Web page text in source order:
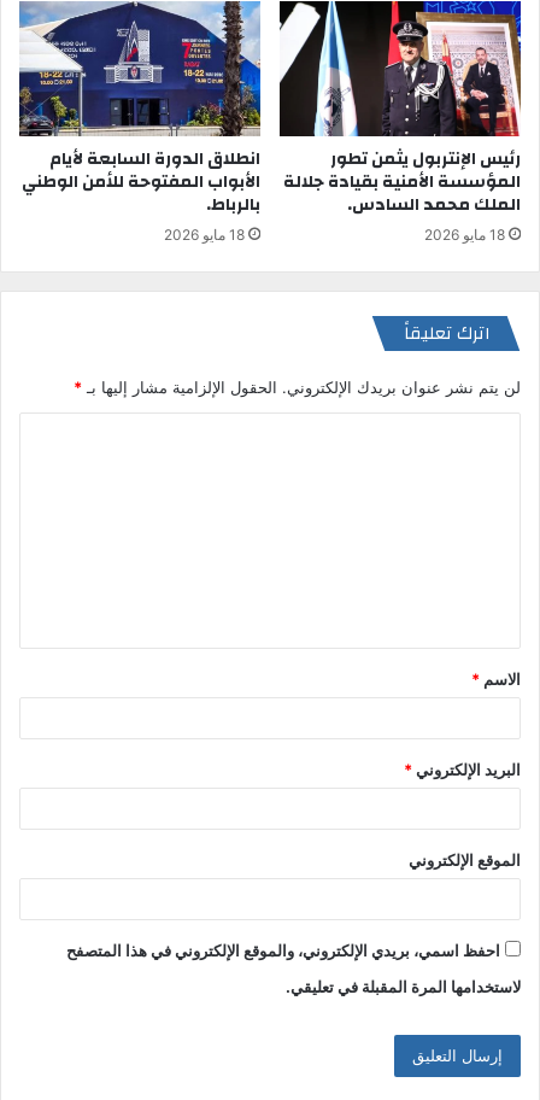
رئيس الإنتربول يثمن تطور
المؤسسة الأمنية بقيادة جلالة
الملك محمد السادس.
18 مايو 2026
انطلاق الدورة السابعة لأيام
الأبواب المفتوحة للأمن الوطني
بالرباط.
18 مايو 2026
اترك تعليقاً
لن يتم نشر عنوان بريدك الإلكتروني. الحقول الإلزامية مشار إليها بـ*
ق
*
الاسم *
البريد الإلكتروني*
الموقع الإلكتروني
احفظ اسمي، بريدي الإلكتروني، والموقع الإلكتروني في هذا المتصفح
لاستخدامها المرة المقبلة في تعليقي.